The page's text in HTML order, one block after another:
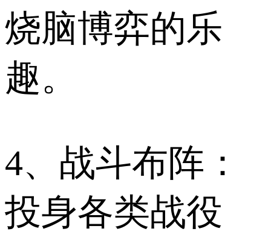
烧脑博弈的乐
趣。
4、战斗布阵：
投身各类战役